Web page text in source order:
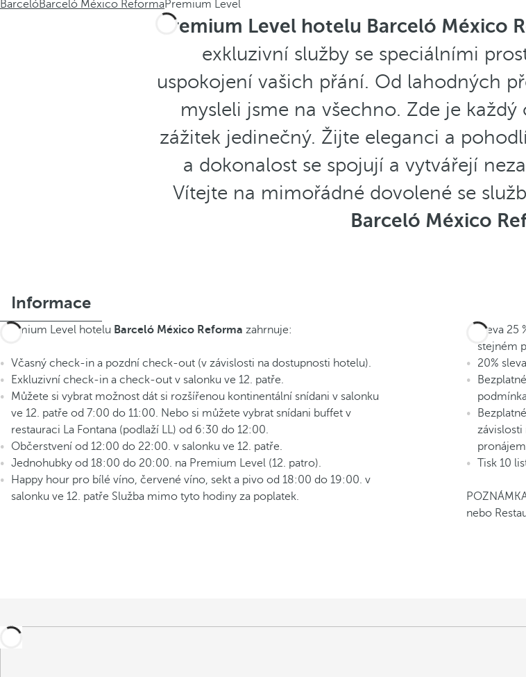
BarcelóBarceló México ReformaPremium Level
Premium Level hotelu Barceló México
exkluzivní služby se speciálními
uspokojení vašich přání. Od lahodných
mysleli jsme na všechno. Zde je
zážitek jedinečný. Žijte eleganci a
a dokonalost se spojují a vytvářejí
Vítejte na mimořádné dovolené se
Barceló México
Informace
Premium Level hotelu Barceló México Reforma zahrnuje:
Včasný check-in a pozdní check-out (v závislosti na dostupnosti hotelu).
Exkluzivní check-in a check-out v salonku ve 12. patře.
Můžete si vybrat možnost dát si rozšířenou kontinentální snídani v salonku
ve 12. patře od 7:00 do 11:00. Nebo si můžete vybrat snídani buffet v
restauraci La Fontana (podlaží LL) od 6:30 do 12:00.
Občerstvení od 12:00 do 22:00. v salonku ve 12. patře.
Jednohubky od 18:00 do 20:00. na Premium Level (12. patro).
Happy hour pro bílé víno, červené víno, sekt a pivo od 18:00 do 19:00. v
salonku ve 12. patře Služba mimo tyto hodiny za poplatek.
Sleva
stejném
20%
závislosti
Tisk 10
nebo